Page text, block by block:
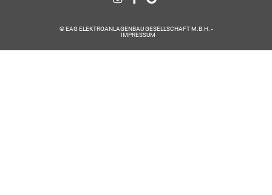
© EAG ELEKTROANLAGENBAU GESELLSCHAFT M.B.H. -
IMPRESSUM